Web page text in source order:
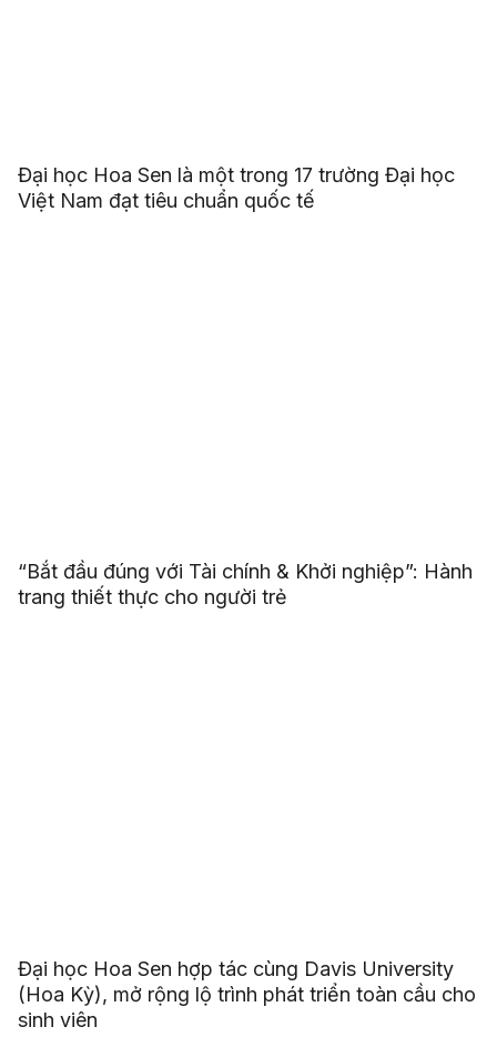
Đại học Hoa Sen là một trong 17 trường Đại học
Việt Nam đạt tiêu chuẩn quốc tế
“Bắt đầu đúng với Tài chính & Khởi nghiệp”: Hành
trang thiết thực cho người trẻ
Đại học Hoa Sen hợp tác cùng Davis University
(Hoa Kỳ), mở rộng lộ trình phát triển toàn cầu cho
sinh viên